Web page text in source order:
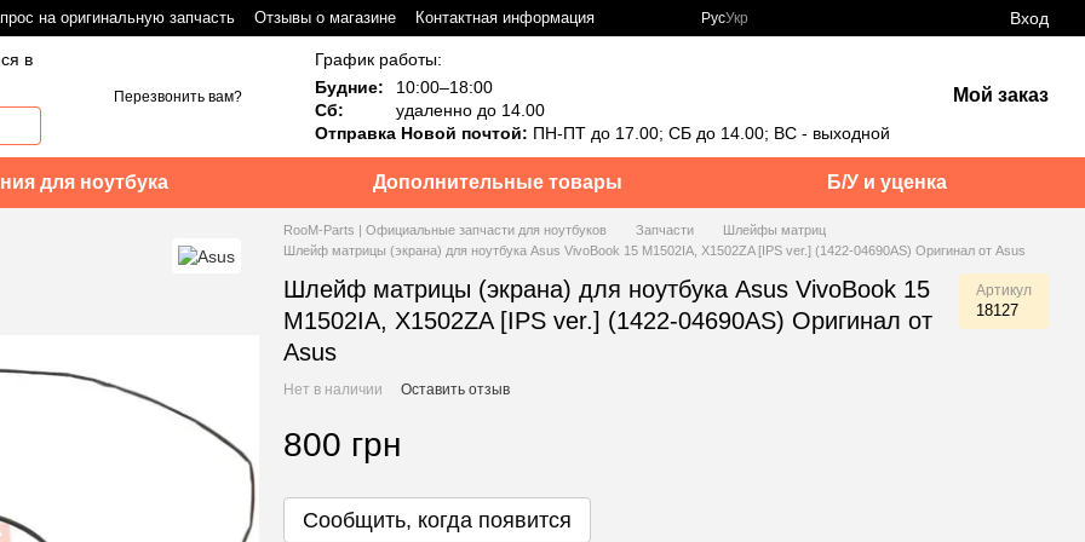
на оригинальную запчасть Отзывы о магазине Контактная информация РусУкр Вход
в
Перезвонить вам?
График работы:
Будние:
10:00–18:00
Сб:
удаленно до 14.00
Отправка Новой почтой: ПН-ПТ до 17.00; СБ до 14.00; ВС - выходной
Мой заказ
для ноутбука Дополнительные товары Б/У и уценка
RooM-Parts | Официальные запчасти для ноутбуков Запчасти
Шлейфы матриц
Шлейф матрицы (экрана) для ноутбука Asus VivoBook 15 M1502IA, X1502ZA [IPS ver.] (1422-04690AS) Оригинал от Asus
Шлейф матрицы (экрана) для ноутбука Asus VivoBook 15
M1502IA, X1502ZA [IPS ver.] (1422-04690AS) Оригинал от
Asus
Артикул
18127
Нет в наличии Оставить отзыв
800 грн
Сообщить, когда появится